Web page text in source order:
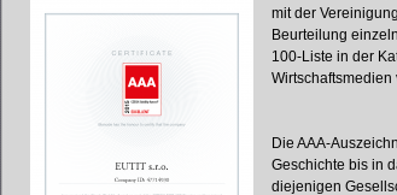
mit der
Beurteilung
100-Liste in der
Wirtschaftsmedien
Die AAA-
Geschichte bis in
diejenigen